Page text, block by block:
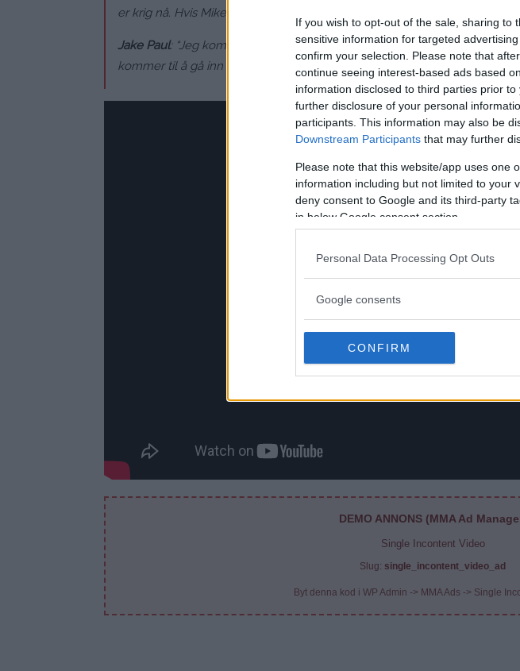
If you wish to opt-out of the sale, sharing
sensitive information for targeted
confirm your selection. Please note that
continue seeing interest-based ads based
information disclosed to third parties prior
further disclosure of your personal
participants. This information may also be
Downstream Participants that may further
Please note that this website/app uses one
information including but not limited to your
deny consent to Google and its third-party
in below Google consent section.
Personal Data Processing Opt Outs
Google consents
CONFIRM
er krig nå. Hvis Mike er ok med det, så er jeg ok med det, men jeg vil at
Jake Paul: “Jeg kommer til å gå inn der og nå er det en profesjonell
kommer til å gå inn der og slå ham ned. Hvis folk blir opprørt over det,
DEMO ANNONS (MMA Ad
Single Incontent Video
Slug: single_incontent_video_ad
Byt denna kod i WP Admin -> MMA Ads -> Single